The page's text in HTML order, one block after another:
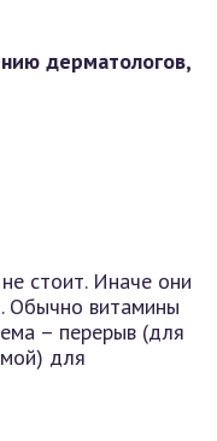
дерматологов,
стоит. Иначе они
Обычно витамины
– перерыв (для
для